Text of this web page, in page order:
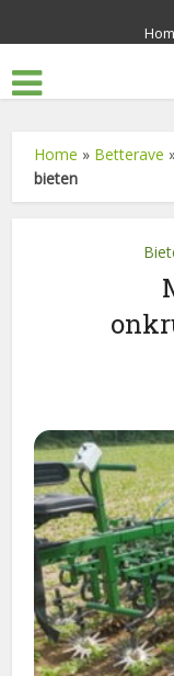
Home » Betterave
bieten